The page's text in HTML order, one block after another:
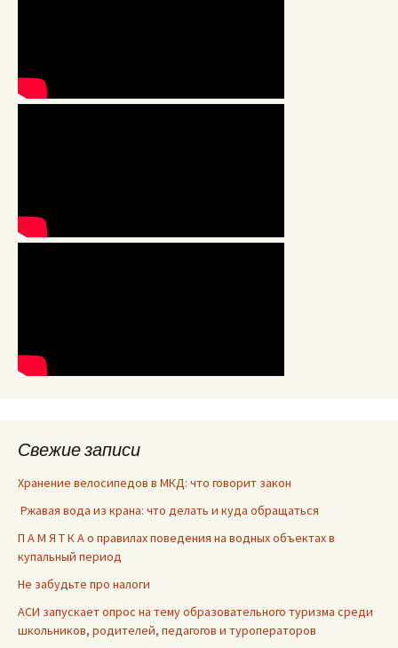
Свежие записи
Хранение велосипедов в МКД: что говорит закон
Ржавая вода из крана: что делать и куда обращаться
П А М Я Т К А о правилах поведения на водных объектах в
купальный период
Не забудьте про налоги
АСИ запускает опрос на тему образовательного туризма среди
школьников, родителей, педагогов и туроператоров